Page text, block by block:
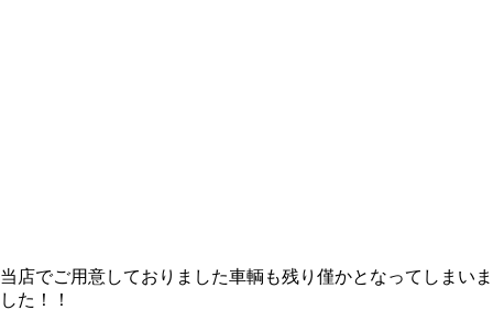
当店でご用意しておりました車輌も残り僅かとなってしまいま
した！！